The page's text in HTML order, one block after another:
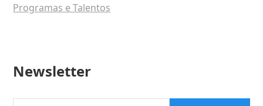
Programas e Talentos
Newsletter